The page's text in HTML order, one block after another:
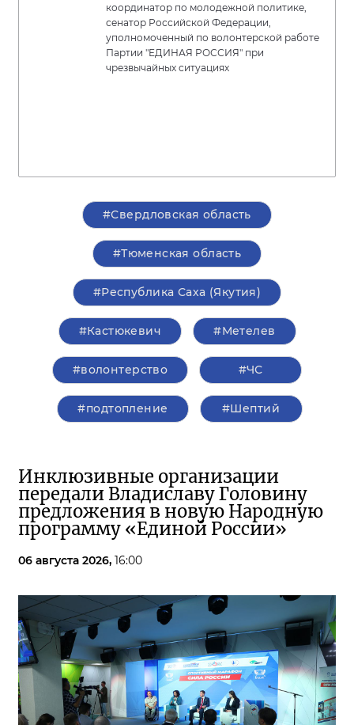
координатор по молодежной политике,
сенатор Российской Федерации,
уполномоченный по волонтерской работе
Партии "ЕДИНАЯ РОССИЯ" при
чрезвычайных ситуациях
#Свердловская область
#Тюменская область
#Республика Саха (Якутия)
#Кастюкевич #Метелев
#волонтерство #ЧС
#подтопление #Шептий
Инклюзивные организации
передали Владиславу Головину
предложения в новую Народную
программу «Единой России»
06 августа 2026, 16:00